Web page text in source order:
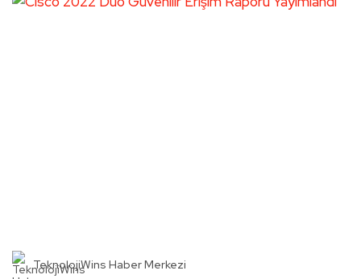
TeknolojiWins Haber Merkezi